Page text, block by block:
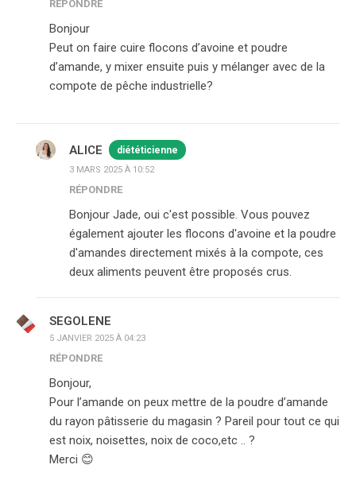
RÉPONDRE
Bonjour
Peut on faire cuire flocons d’avoine et poudre
d’amande, y mixer ensuite puis y mélanger avec de la
compote de pêche industrielle?
ALICE diététicienne
3 MARS 2025 À 10:52
RÉPONDRE
Bonjour Jade, oui c'est possible. Vous pouvez
également ajouter les flocons d'avoine et la poudre
d'amandes directement mixés à la compote, ces
deux aliments peuvent être proposés crus.
SEGOLENE
5 JANVIER 2025 À 04:23
RÉPONDRE
Bonjour,
Pour l’amande on peux mettre de la poudre d’amande
du rayon pâtisserie du magasin ? Pareil pour tout ce qui
est noix, noisettes, noix de coco,etc .. ?
Merci 😊